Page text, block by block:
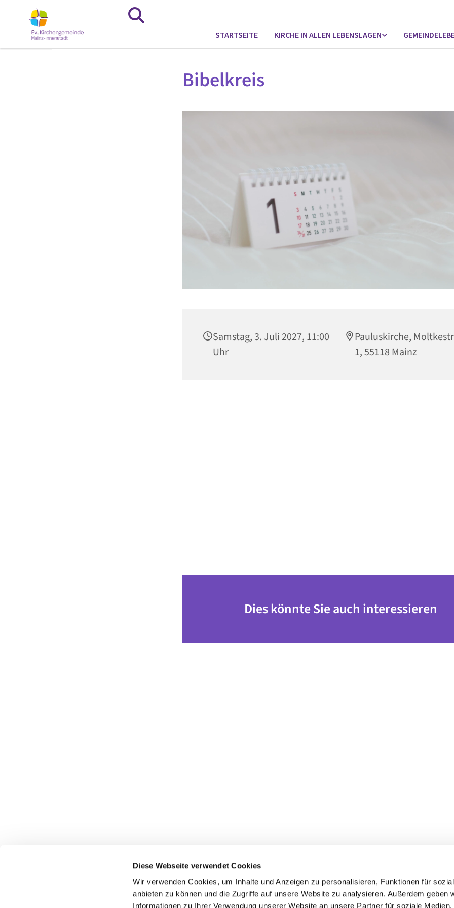
Diese Webseite verwendet Cookies
Wir verwenden Cookies, um Inhalte und Anzeigen zu personalisieren, Funktionen für
anbieten zu können und die Zugriffe auf unsere Website zu analysieren. Außerdem geben
Informationen zu Ihrer Verwendung unserer Website an unsere Partner für soziale Medien,
STARTSEITE KIRCHE IN ALLEN LEBENSLAGEN
Bibelkreis
Samstag, 3. Juli 2027, 11:00
Uhr
Pauluskirche,
1, 55118 Mainz
Dies könnte Sie auch interessieren
Evangelische Kirchengemeinde Mainz-Innenstadt
Kaiserstraße 56, 55116 Mainz
 +496131-234677